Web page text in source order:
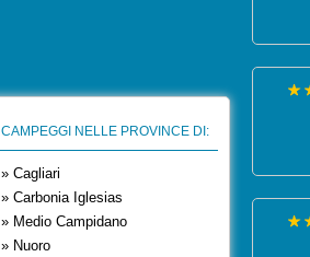
CAMPEGGI NELLE PROVINCE DI:
» Cagliari
» Carbonia Iglesias
» Medio Campidano
» Nuoro